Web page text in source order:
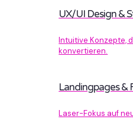
UX/UI Design &
Intuitive Konzepte,
konvertieren.
Landingpages &
Laser-Fokus auf